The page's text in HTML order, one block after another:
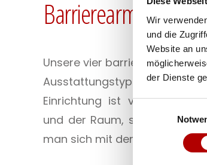
Wir
und die
Website an
der Dienste
Barrierearme
Unsere vier barrierearmen
Ausstattungstypen vor allem
Einrichtung ist verstellbar,
und der Raum, sowie das
man sich mit dem Rollstuhl